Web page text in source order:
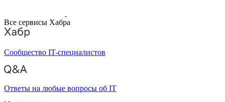
Все сервисы Хабра
Сообщество IT-специалистов
Ответы на любые вопросы об IT